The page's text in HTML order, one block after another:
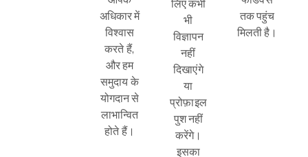
अधिकार में
विश्वास
करते हैं,
और हम
समुदाय के
योगदान से
लाभान्वित
होते हैं।
लिए कभी
भी
विज्ञापन
नहीं
दिखाएंगे
या
प्रोफ़ाइल
पुश नहीं
करेंगे।
इसका
तक पहुंच
मिलती है।